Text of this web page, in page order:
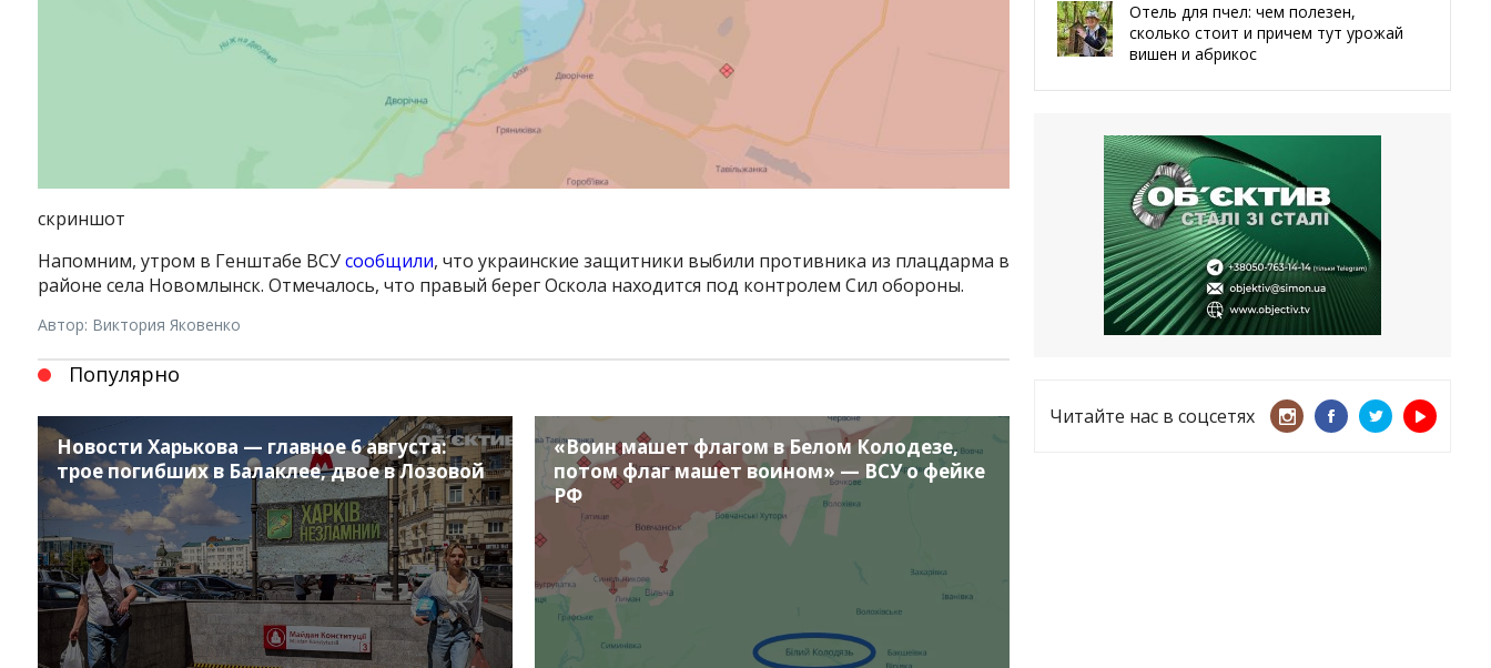
скриншот
Напомним, утром в Генштабе ВСУсообщили, что украинские защитники выбили противника из плацдарма в
районе села Новомлынск. Отмечалось, что правый берег Оскола находится под контролем Сил обороны.
Автор: Виктория Яковенко
Популярно
Новости Харькова — главное 6 августа:
трое погибших в Балаклее, двое в Лозовой
«Воин машет флагом в Белом Колодезе,
потом флаг машет воином» — ВСУ о фейке
РФ
Отель для пчел: чем полезен,
сколько стоит и причем тут урожай
вишен и абрикос
Чугуева, города, который устоял,
несмотря ни на что
21.05.2026
«ТЦК нарушает закон? Пусть
платят!» Как благодаря штрафу
женщину сняли с учета
15.05.2026
Читайте нас в соцсетях
InstagramFacebook
TwitterYoutube